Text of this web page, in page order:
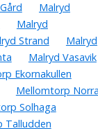
Malryd
Malryd
Strand
Malryd
Malryd Vasavik
Ekornakullen
Mellomtorp
Solhaga
Talludden